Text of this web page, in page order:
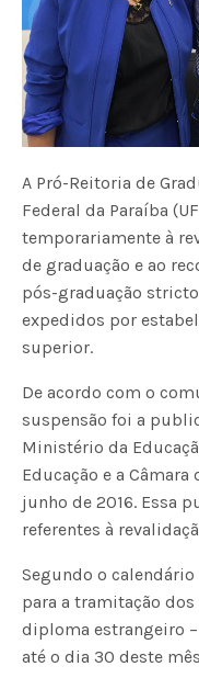
A Pró-Reitoria de
Federal da Paraíba
temporariamente à
de graduação e ao
pós-graduação
expedidos por
superior.
De acordo com o
suspensão foi a
Ministério da
Educação e a
junho de 2016. Essa
referentes à
Segundo o
para a tramitação
diploma estrangeiro
até o dia 30 deste